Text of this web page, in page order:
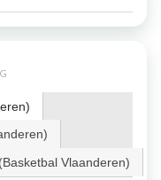
Vlaanderen)